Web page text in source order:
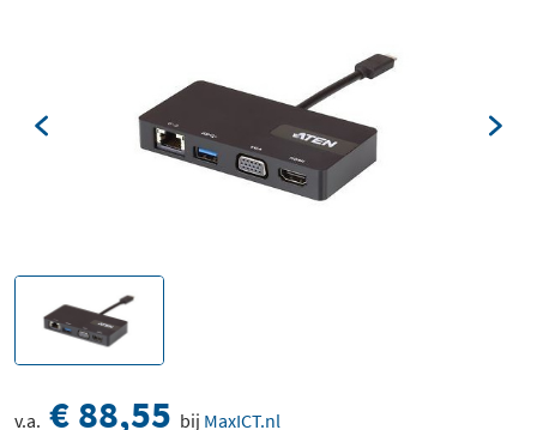
v.a. € 88,55 bij MaxICT.nl